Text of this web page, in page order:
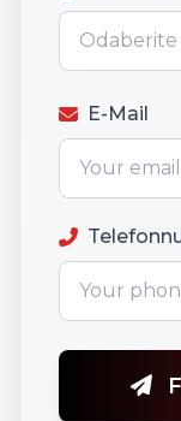
E-Mail